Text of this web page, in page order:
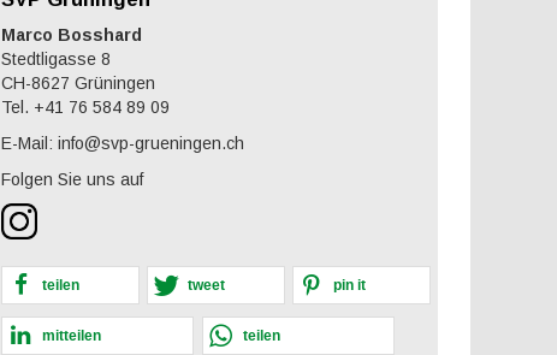
Marco Bosshard
Stedtligasse 8
CH-8627 Grüningen
Tel. +41 76 584 89 09
E-Mail: info@svp-grueningen.ch
Folgen Sie uns auf
teilen tweet pin it
mitteilen teilen